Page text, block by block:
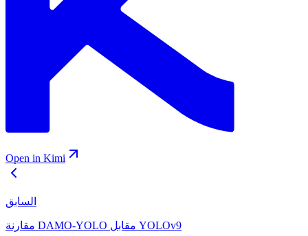
Open in Kimi
السابق
مقارنة DAMO-YOLO مقابل YOLOv9